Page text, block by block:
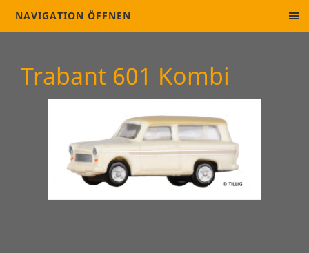
NAVIGATION ÖFFNEN
Trabant 601 Kombi